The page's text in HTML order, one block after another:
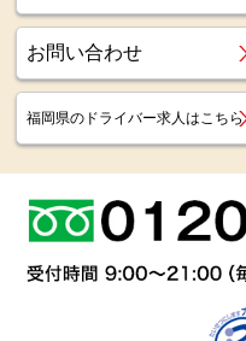
お問い合わせ
福岡県のドライバー求人はこちら